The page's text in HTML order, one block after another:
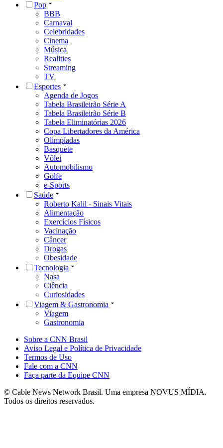
Pop
BBB
Carnaval
Celebridades
Cinema
Música
Realities
Streaming
TV
Esportes
Agenda de Jogos
Tabela Brasileirão Série A
Tabela Brasileirão Série B
Tabela Eliminatórias 2026
Copa Libertadores da América
Olimpíadas
Basquete
Vôlei
Automobilismo
Golfe
e-Sports
Saúde
Roberto Kalil - Sinais Vitais
Alimentação
Exercícios Físicos
Vacinação
Câncer
Drogas
Obesidade
Tecnologia
Nasa
Ciência
Curiosidades
Viagem & Gastronomia
Viagem
Gastronomia
Sobre a CNN Brasil
Aviso Legal e Política de Privacidade
Termos de Uso
Fale com a CNN
Faça parte da Equipe CNN
© Cable News Network Brasil. Uma empresa NOVUS MÍDIA.
Todos os direitos reservados.